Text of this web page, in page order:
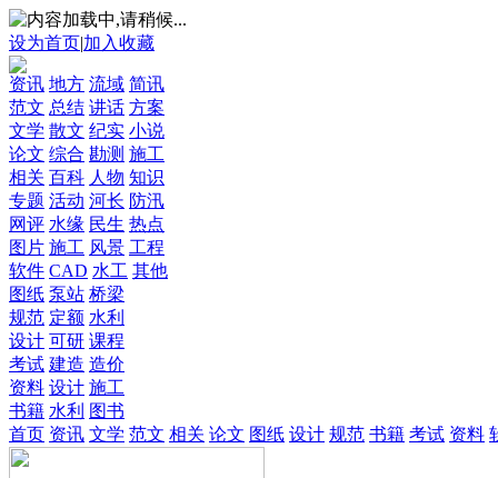
设为首页|加入收藏
资讯 地方 流域 简讯
范文 总结 讲话 方案
文学 散文 纪实 小说
论文 综合 勘测 施工
相关 百科 人物 知识
专题 活动 河长 防汛
网评 水缘 民生 热点
图片 施工 风景 工程
软件 CAD 水工 其他
图纸 泵站 桥梁
规范 定额 水利
设计 可研 课程
考试 建造 造价
资料 设计 施工
书籍 水利 图书
首页 资讯 文学 范文 相关 论文 图纸 设计 规范 书籍 考试 资料